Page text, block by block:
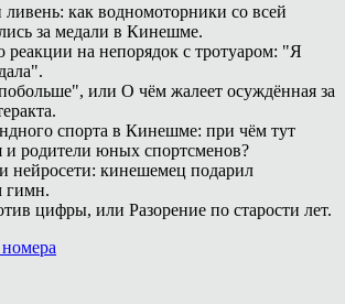
ливень: как водномоторники со всей
за медали в Кинешме.
на непорядок с тротуаром: "Я
или О чём жалеет осуждённая за
спорта в Кинешме: при чём тут
и родители юных спортсменов?
нейросети: кинешемец подарил
гимн.
цифры, или Разорение по старости лет.